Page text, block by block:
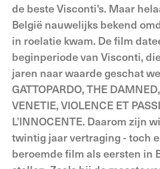
de beste Visconti's. Maar
België nauwelijks bekend
in roelatie kwam. De film
beginperiode van Visconti,
jaren naar waarde geschat
GATTOPARDO, THE
VENETIE, VIOLENCE ET
L’INNOCENTE. Daarom zijn
twintig jaar vertraging - toch
beroemde film als eersten in